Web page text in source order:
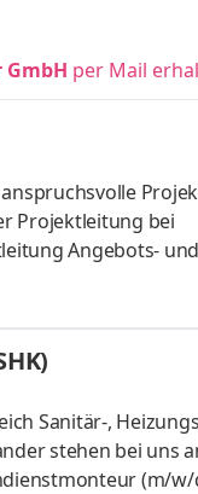
per Mail
Projektleitung bei
Angebots- und
und
eine
Bereich
Office Si
Sanitär-,
stehen bei uns
(m/w/